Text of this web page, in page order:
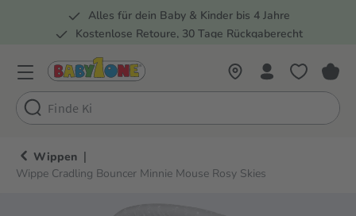
Zur Hauptnavigation springen
Alles für dein Baby & Kinder bis 4 Jahre
Kostenlose Retoure, 30 Tage Rückgaberecht
Wippen |
Wippe Cradling Bouncer Minnie Mouse Rosy Skies